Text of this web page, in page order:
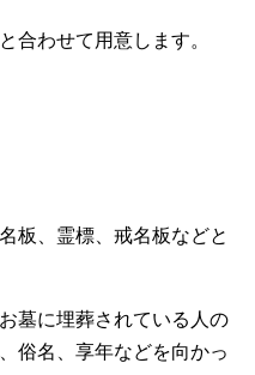
合わせて用意します。
板、霊標、戒名板などと
墓に埋葬されている人の
俗名、享年などを向かっ